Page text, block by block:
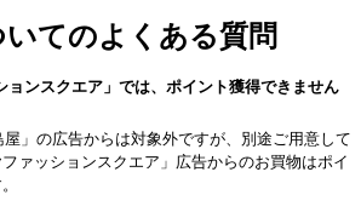
てのよくある質問
ョンスクエア」では、ポイント獲得できません
屋」の広告からは対象外ですが、別途ご用意して
ァッションスクエア」広告からのお買物はポイ